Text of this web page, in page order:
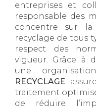
entreprises et
responsable des
concentre sur
recyclage de tous
respect des
vigueur. Grâce à
une
RECYCLAGE
traitement
de réduire